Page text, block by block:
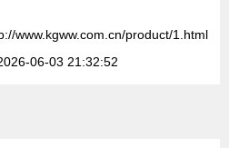
www.kgww.com.cn/product/1.html
06-03 21:32:52